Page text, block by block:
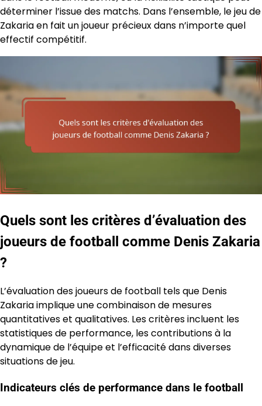
déterminer l’issue des matchs. Dans l’ensemble, le jeu de
Zakaria en fait un joueur précieux dans n’importe quel
effectif compétitif.
Quels sont les critères d’évaluation des
joueurs de football comme Denis Zakaria
?
L’évaluation des joueurs de football tels que Denis
Zakaria implique une combinaison de mesures
quantitatives et qualitatives. Les critères incluent les
statistiques de performance, les contributions à la
dynamique de l’équipe et l’efficacité dans diverses
situations de jeu.
Indicateurs clés de performance dans le football